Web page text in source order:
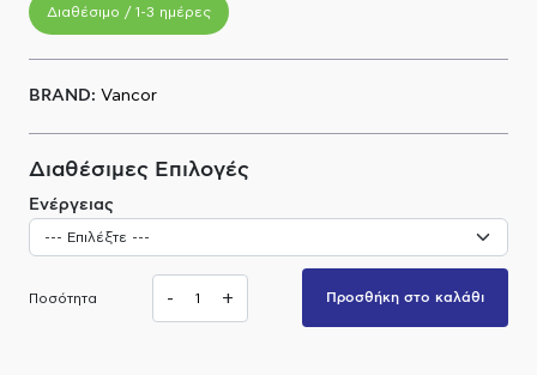
Α.Μ.Ε.Α
Διαθέσιμο / 1-3 ημέρες
BRAND: Vancor
Διαθέσιμες Επιλογές
Ενέργειας
Ποσότητα - + Προσθήκη στο καλάθι